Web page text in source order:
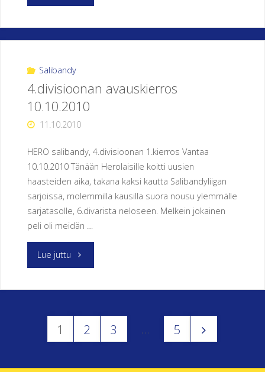
peruutettu"
Salibandy
4.divisioonan avauskierros
10.10.2010
11.10.2010
HERO salibandy, 4.divisioonan 1.kierros Vantaa
10.10.2010 Tänään Herolaisille koitti uusien
haasteiden aika, takana kaksi kautta Salibandyliigan
sarjoissa, molemmilla kausilla suora nousu ylemmälle
sarjatasolle, 6.divarista neloseen. Melkein jokainen
peli oli meidän …
Lue juttu"4.divisioonan
1 2 3 … 5